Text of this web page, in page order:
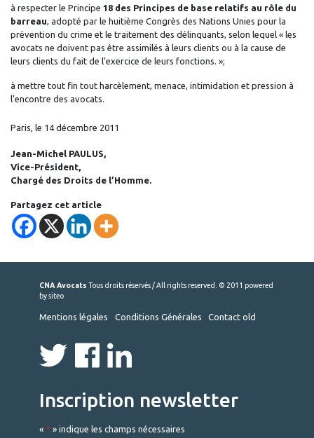
à respecter le Principe 18 des Principes de base relatifs au rôle du
barreau , adopté par le huitième Congrès des Nations Unies pour la
prévention du crime et le traitement des délinquants, selon lequel « les
avocats ne doivent pas être assimilés à leurs clients ou à la cause de
leurs clients du fait de l’exercice de leurs fonctions. »;
à mettre tout fin tout harcèlement, menace, intimidation et pression à
l’encontre des avocats.
Paris, le 14 décembre 2011
Jean-Michel PAULUS,
Vice-Président,
Chargé des Droits de l’Homme
Partagez cet article
CNA Avocats Tous droits réservés / All rights reserved. © 2011 powered
by siteo
Mentions légales Conditions Générales Contact old
Inscription newsletter
« * » indique les champs nécessaires